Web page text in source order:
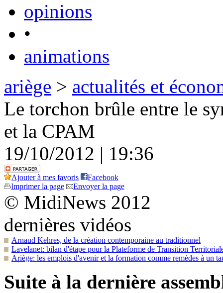
opinions
•
animations
ariège > actualités et
Le torchon brûle entre le
et la CPAM
19/10/2012 | 19:36
Ajouter à mes favoris
Facebook
Imprimer la page
Envoyer la page
© MidiNews 2012
dernières vidéos
Arnaud Kehres, de la création contemporaine au traditionnel
Lavelanet: bilan d'étape pour la Plateforme de Transition
Ariège: les emplois d'avenir et la formation comme remèdes à un
Suite à la dernière